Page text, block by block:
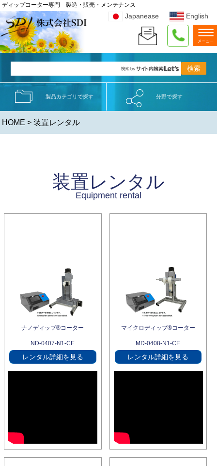
ディップコーター専門 製造・販売・メンテナンス
Japanease English
製品カテゴリで探す 分野で探す
HOME > 装置レンタル
装置レンタル
Equipment rental
ナノディップ®コーター
ND-0407-N1-CE
レンタル詳細を見る
マイクロディップ®コーター
MD-0408-N1-CE
レンタル詳細を見る